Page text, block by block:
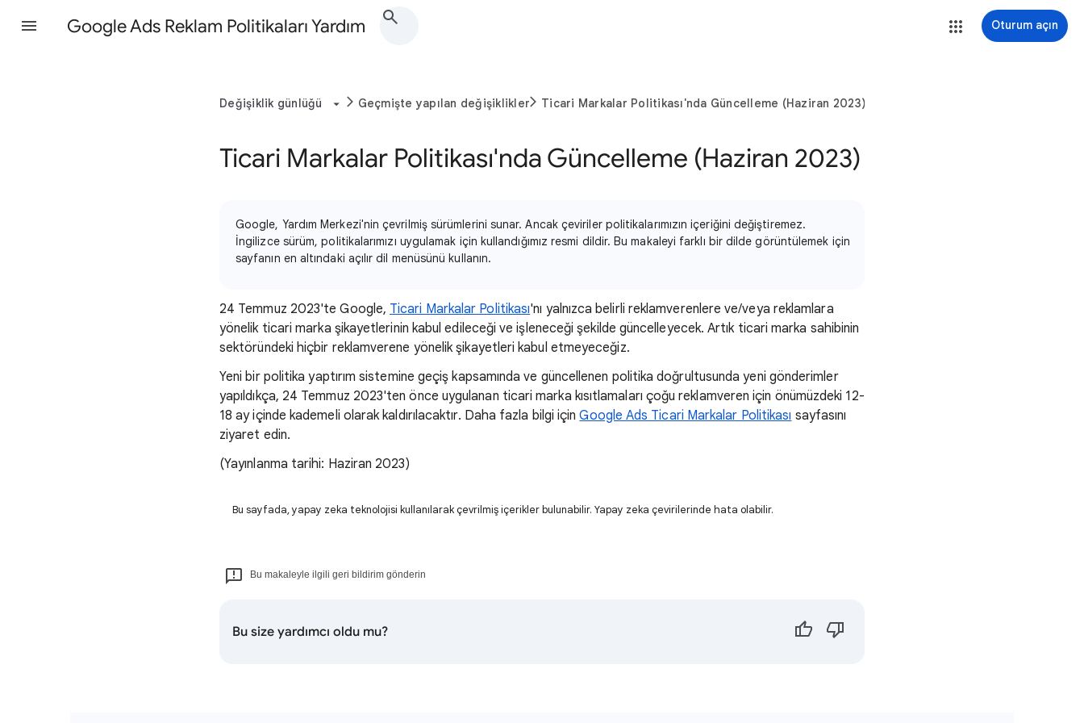
Google Ads Reklam Politikaları Yardım Oturum açın
Değişiklik günlüğü Geçmişte yapılan değişiklikler Ticari Markalar Politikası'nda Güncelleme (Haziran 2023)
Ticari Markalar Politikası'nda Güncelleme (Haziran 2023)
Google, Yardım Merkezi'nin çevrilmiş sürümlerini sunar. Ancak çeviriler politikalarımızın içeriğini değiştiremez.
İngilizce sürüm, politikalarımızı uygulamak için kullandığımız resmi dildir. Bu makaleyi farklı bir dilde görüntülemek için
sayfanın en altındaki açılır dil menüsünü kullanın.
24 Temmuz 2023'te Google, Ticari Markalar Politikası'nı yalnızca belirli reklamverenlere ve/veya reklamlara
yönelik ticari marka şikayetlerinin kabul edileceği ve işleneceği şekilde güncelleyecek. Artık ticari marka sahibinin
sektöründeki hiçbir reklamverene yönelik şikayetleri kabul etmeyeceğiz.
Yeni bir politika yaptırım sistemine geçiş kapsamında ve güncellenen politika doğrultusunda yeni gönderimler
yapıldıkça, 24 Temmuz 2023'ten önce uygulanan ticari marka kısıtlamaları çoğu reklamveren için önümüzdeki 12-
18 ay içinde kademeli olarak kaldırılacaktır. Daha fazla bilgi içinGoogle Ads Ticari Markalar Politikası sayfasını
ziyaret edin.
(Yayınlanma tarihi: Haziran 2023)
Bu sayfada, yapay zeka teknolojisi kullanılarak çevrilmiş içerikler bulunabilir. Yapay zeka çevirilerinde hata olabilir.
Bu makaleyle ilgili geri bildirim gönderin
Bu size yardımcı oldu mu?